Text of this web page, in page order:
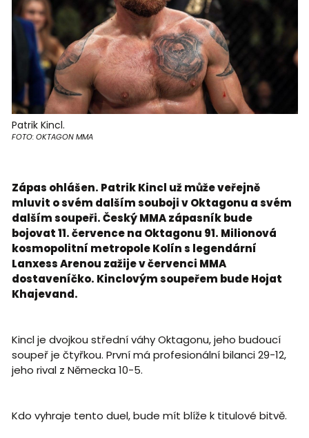
Patrik Kincl.
FOTO: OKTAGON MMA
Zápas ohlášen. Patrik Kincl už může veřejně
mluvit o svém dalším souboji v Oktagonu a svém
dalším soupeři. Český MMA zápasník bude
bojovat 11. července na Oktagonu 91. Milionová
kosmopolitní metropole Kolín s legendární
Lanxess Arenou zažije v červenci MMA
dostaveníčko. Kinclovým soupeřem bude Hojat
Khajevand.
Kincl je dvojkou střední váhy Oktagonu, jeho budoucí
soupeř je čtyřkou. První má profesionální bilanci 29-12,
jeho rival z Německa 10-5.
Kdo vyhraje tento duel, bude mít blíže k titulové bitvě.